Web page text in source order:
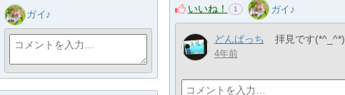
ガイ♪
いいね！ 1 ガイ♪
どんぱっち 拝見です(*^_^*)
4年前